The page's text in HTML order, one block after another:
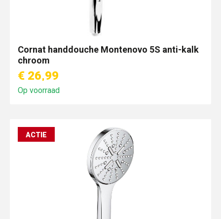
Cornat handdouche Montenovo 5S anti-kalk
chroom
€ 26,99
Op voorraad
ACTIE